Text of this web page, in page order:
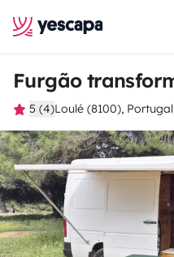
Furgão
5 (4)Loulé (8100), Portugal